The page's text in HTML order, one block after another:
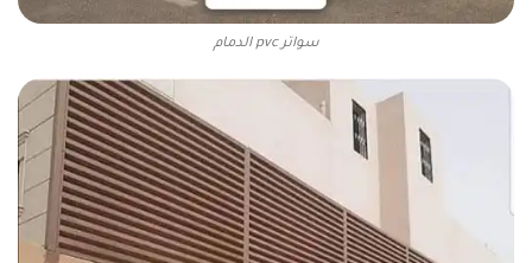
سواتر pvc الدمام